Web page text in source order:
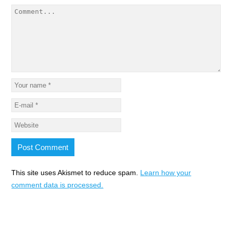
This site uses Akismet to reduce spam. Learn how your
comment data is processed.